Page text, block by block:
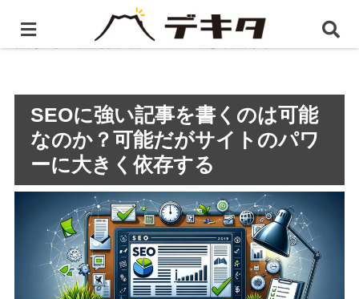
ホーム 静岡県のSEO対策
SEOに強い記事を書くのは
可能なのか？可能だがサイトのパワーに大きく依存する
SEOに強い記事を書くのは可能
なのか？可能だがサイトのパワ
ーに大きく依存する